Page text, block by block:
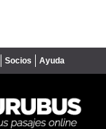
Socios Ayuda